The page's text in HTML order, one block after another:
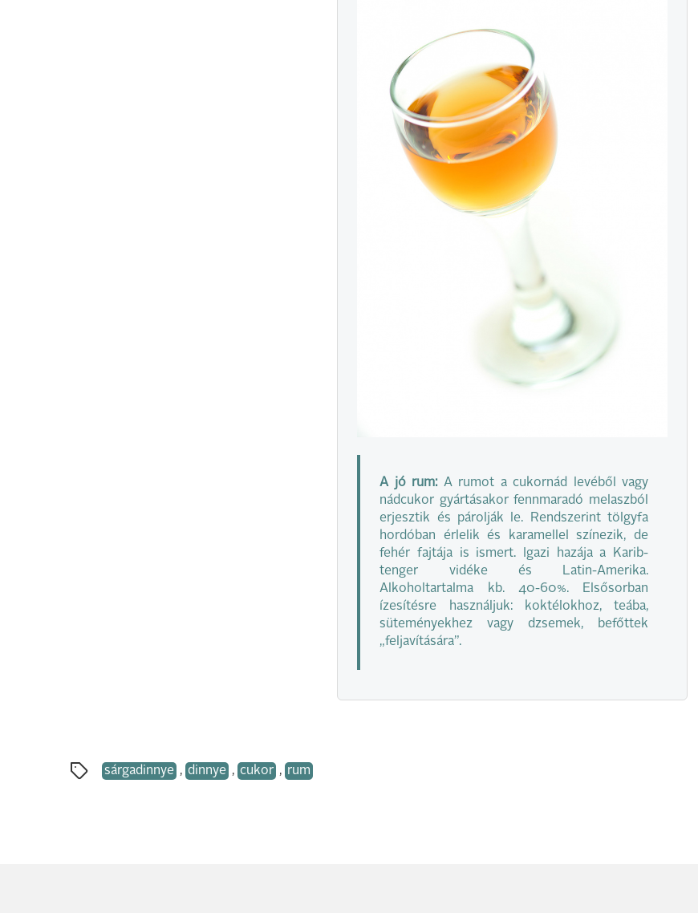
A jó rum:A rumot a cukornád levéből vagy
nádcukor gyártásakor fennmaradó melaszból
erjesztik és párolják le. Rendszerint tölgyfa
hordóban érlelik és karamellel színezik, de
fehér fajtája is ismert. Igazi hazája a Karib-
tenger vidéke és Latin-Amerika.
Alkoholtartalma kb. 40-60%. Elsősorban
ízesítésre használjuk: koktélokhoz, teába,
süteményekhez vagy dzsemek, befőttek
„feljavítására”.
sárgadinnye , dinnye , cukor , rum